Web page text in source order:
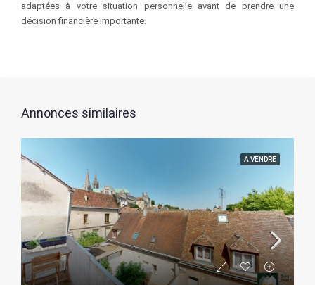
adaptées à votre situation personnelle avant de prendre une
décision financière importante.
Annonces similaires
A VENDRE